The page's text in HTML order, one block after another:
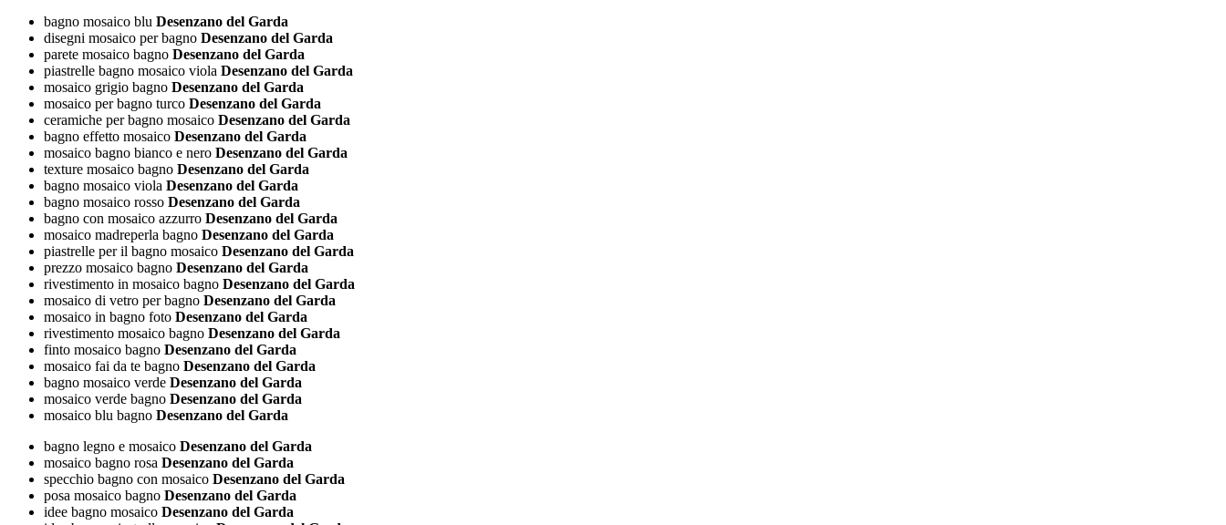
bagno mosaico blu Desenzano del Garda
disegni mosaico per bagno Desenzano del Garda
parete mosaico bagno Desenzano del Garda
piastrelle bagno mosaico viola Desenzano del Garda
mosaico grigio bagno Desenzano del Garda
mosaico per bagno turco Desenzano del Garda
ceramiche per bagno mosaico Desenzano del Garda
bagno effetto mosaico Desenzano del Garda
mosaico bagno bianco e nero Desenzano del Garda
texture mosaico bagno Desenzano del Garda
bagno mosaico viola Desenzano del Garda
bagno mosaico rosso Desenzano del Garda
bagno con mosaico azzurro Desenzano del Garda
mosaico madreperla bagno Desenzano del Garda
piastrelle per il bagno mosaico Desenzano del Garda
prezzo mosaico bagno Desenzano del Garda
rivestimento in mosaico bagno Desenzano del Garda
mosaico di vetro per bagno Desenzano del Garda
mosaico in bagno foto Desenzano del Garda
rivestimento mosaico bagno Desenzano del Garda
finto mosaico bagno Desenzano del Garda
mosaico fai da te bagno Desenzano del Garda
bagno mosaico verde Desenzano del Garda
mosaico verde bagno Desenzano del Garda
mosaico blu bagno Desenzano del Garda
bagno legno e mosaico Desenzano del Garda
mosaico bagno rosa Desenzano del Garda
specchio bagno con mosaico Desenzano del Garda
posa mosaico bagno Desenzano del Garda
idee bagno mosaico Desenzano del Garda